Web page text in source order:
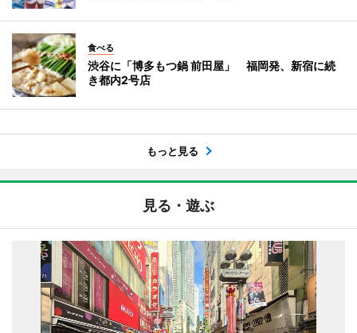
食べる
渋谷に「博多もつ鍋 前田屋」 福岡発、新宿に続
き都内2号店
もっと見る
見る・遊ぶ